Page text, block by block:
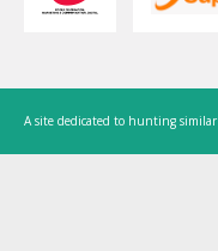
A site dedicated to hunting similar